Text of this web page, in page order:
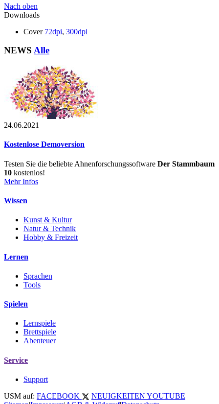
Nach oben
Downloads
Cover 72dpi, 300dpi
NEWS Alle
24.06.2021
Kostenlose Demoversion
Testen Sie die beliebte Ahnenforschungssoftware Der Stammbaum
10 kostenlos!
Mehr Infos
Wissen
Kunst & Kultur
Natur & Technik
Hobby & Freizeit
Lernen
Sprachen
Tools
Spielen
Lernspiele
Brettspiele
Abenteuer
Service
Support
USM auf: FACEBOOK NEUIGKEITEN YOUTUBE